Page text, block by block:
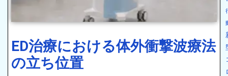
ED治療における体外衝撃波療法
の立ち位置